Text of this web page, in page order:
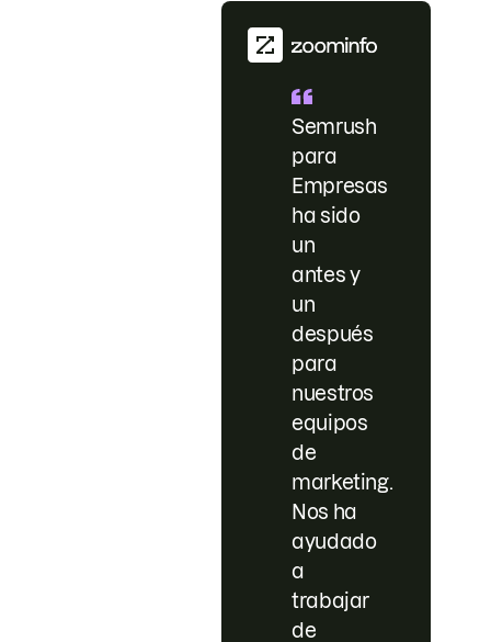
Semrush
para
Empresas
ha sido
un
antes y
un
después
para
nuestros
equipos
de
marketing.
Nos ha
ayudado
a
trabajar
de